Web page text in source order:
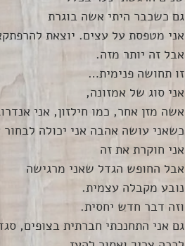
גם כשכבר היתי אשה בוגרת
אני מטפסת על עצים. יוצאת
אבל זה יותר מזה.
זו תחושה פנימית…
אני סוג של אמזונה,
אשה מזן אחר, כמו חילזון, אני
כשאני עושה אהבה אני יכולה
אני חוקרת את זה
אבל החופש הגדל שאני מרגישה
נובע מקבלה עצמית.
וזה דבר חדש יחסית.
גם אני התחנכתי חברתית בצופים,